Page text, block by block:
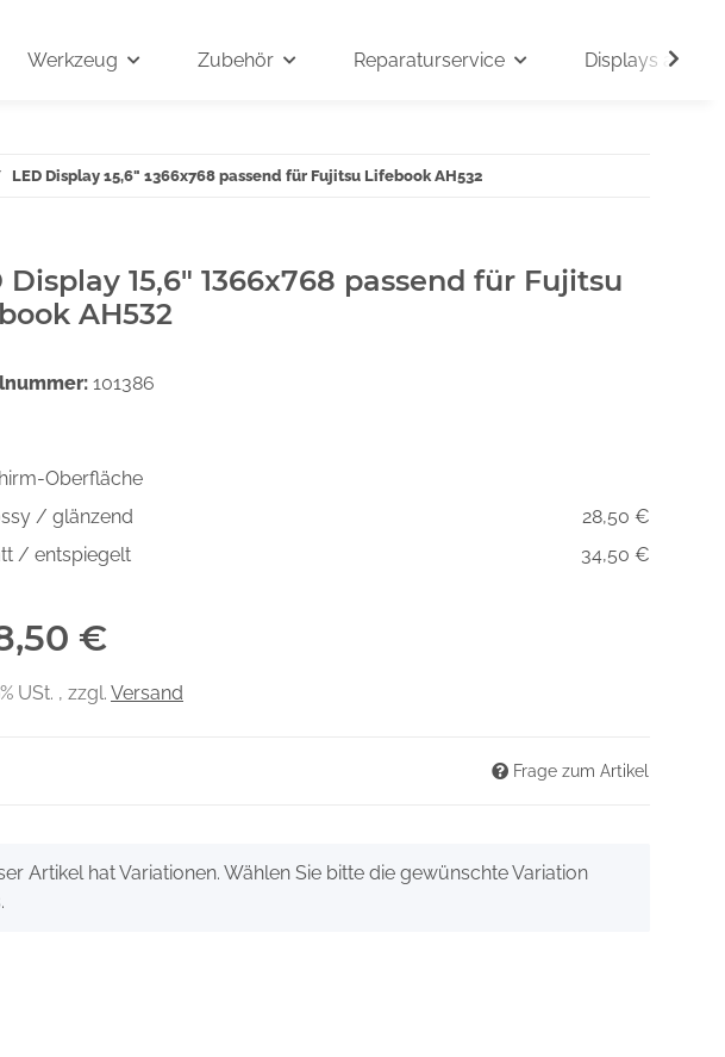
Werkzeug Zubehör Reparaturservice Displays auf
LED Display 15,6" 1366x768 passend für Fujitsu Lifebook AH532
Display 15,6" 1366x768 passend für Fujitsu
AH532
101386
Oberfläche
/ glänzend
28,50 €
/ entspiegelt
34,50 €
€
USt. , zzgl. Versand
Frage zum Artikel
Artikel hat Variationen. Wählen Sie bitte die gewünschte Variation